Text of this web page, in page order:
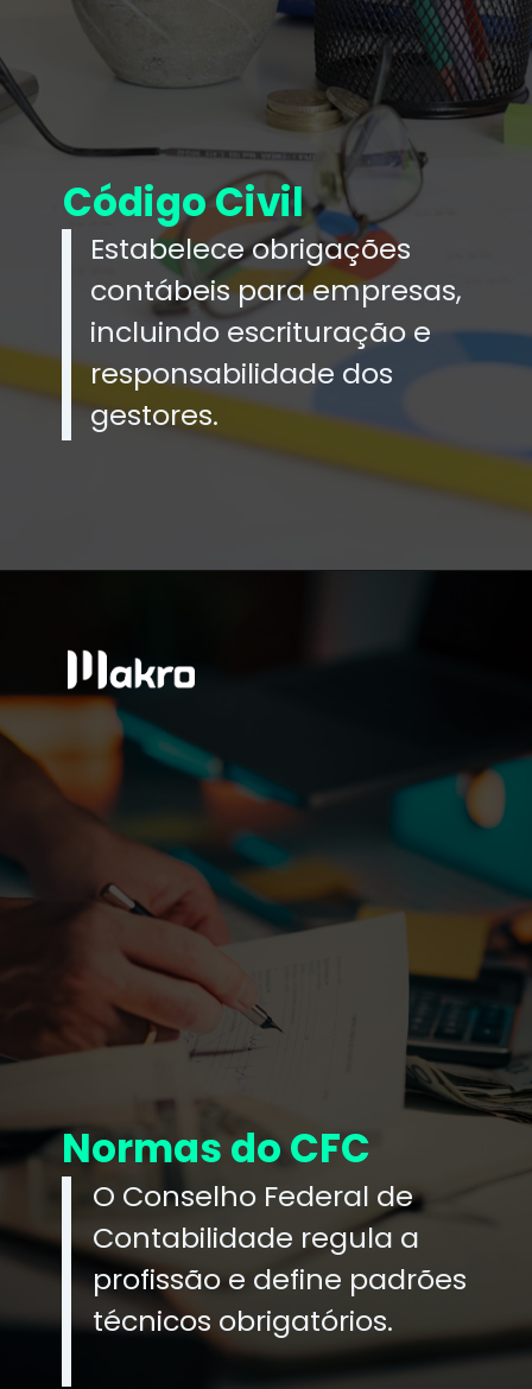
Código Civil
Estabelece obrigações
contábeis para empresas,
incluindo escrituração e
responsabilidade dos
gestores.
Normas do CFC
O Conselho Federal de
Contabilidade regula a
profissão e define padrões
técnicos obrigatórios.